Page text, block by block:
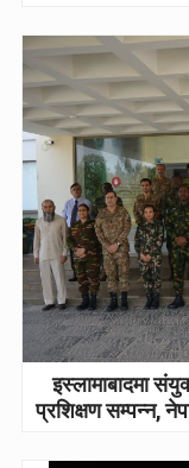
इस्लामाबादमा
प्रशिक्षण सम्पन्न,